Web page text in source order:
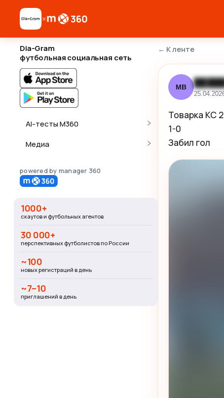
×
Dia-Gram
футбольная социальная сеть
AI-тесты M360
Медиа
powered by manager 360
1000+
скаутов и футбольных агентов
30 000+
перспективных футболистов по России
~100
новых регистраций в день
~7–10
приглашений в день
← К ленте
МВ
Товарка КС
1-0
Забил гол